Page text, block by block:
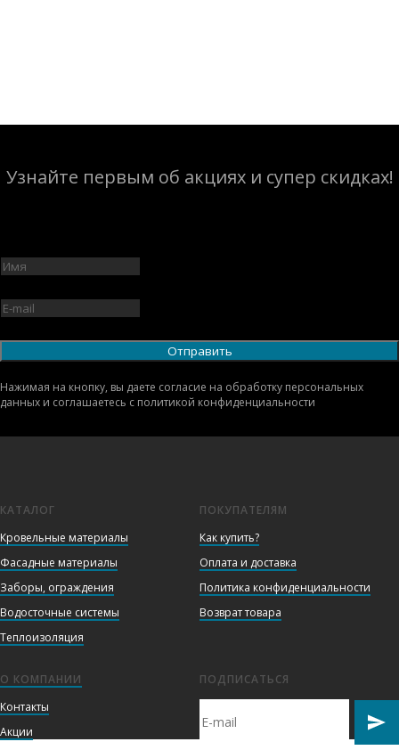
Узнайте первым об акциях и супер скидках!
Отправить
Нажимая на кнопку, вы даете согласие на обработку персональных
данных и соглашаетесь c политикой конфиденциальности
КАТАЛОГ
Кровельные материалы
Фасадные материалы
Заборы, ограждения
Водосточные системы
Теплоизоляция
ПОКУПАТЕЛЯМ
Как купить?
Оплата и доставка
Политика конфиденциальности
Возврат товара
О КОМПАНИИ
Контакты
Акции
ПОДПИСАТЬСЯ